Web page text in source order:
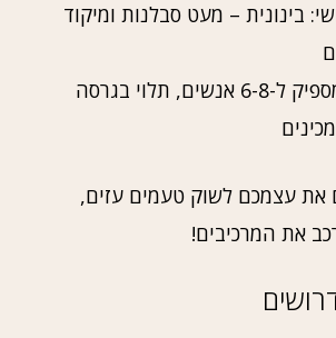
בינונית – מעט סבלנות ומיקוד
מנות: מספיק ל-6-8 אנשים, תלוי בגרסה
עצמכם לשוק טעמים עזים,
את המרכיבים!